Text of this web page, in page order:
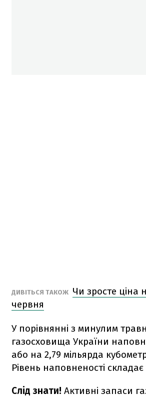
ДИВІТЬСЯ ТАКОЖ Чи зросте ціна
червня
У порівнянні з минулим
газосховища України
або на 2,79 мільярда
Рівень наповненості складає
Слід знати! Активні запаси